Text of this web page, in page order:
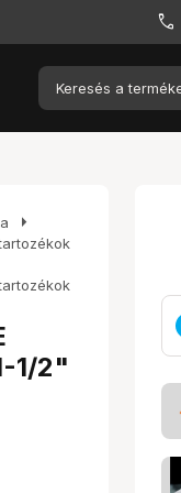
arrow_right
1/2"